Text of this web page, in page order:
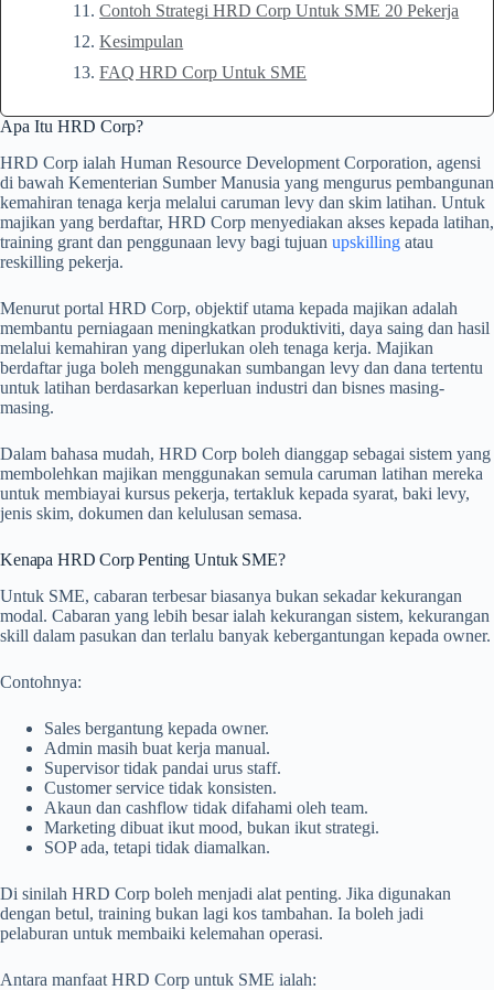
Contoh Strategi HRD Corp Untuk SME 20 Pekerja
Kesimpulan
FAQ HRD Corp Untuk SME
Apa Itu HRD Corp?
HRD Corp ialah Human Resource Development Corporation, agensi
di bawah Kementerian Sumber Manusia yang mengurus pembangunan
kemahiran tenaga kerja melalui caruman levy dan skim latihan. Untuk
majikan yang berdaftar, HRD Corp menyediakan akses kepada latihan,
training grant dan penggunaan levy bagi tujuan upskilling atau
reskilling pekerja.
Menurut portal HRD Corp, objektif utama kepada majikan adalah
membantu perniagaan meningkatkan produktiviti, daya saing dan hasil
melalui kemahiran yang diperlukan oleh tenaga kerja. Majikan
berdaftar juga boleh menggunakan sumbangan levy dan dana tertentu
untuk latihan berdasarkan keperluan industri dan bisnes masing-
masing.
Dalam bahasa mudah, HRD Corp boleh dianggap sebagai sistem yang
membolehkan majikan menggunakan semula caruman latihan mereka
untuk membiayai kursus pekerja, tertakluk kepada syarat, baki levy,
jenis skim, dokumen dan kelulusan semasa.
Kenapa HRD Corp Penting Untuk SME?
Untuk SME, cabaran terbesar biasanya bukan sekadar kekurangan
modal. Cabaran yang lebih besar ialah kekurangan sistem, kekurangan
skill dalam pasukan dan terlalu banyak kebergantungan kepada owner.
Contohnya:
Sales bergantung kepada owner.
Admin masih buat kerja manual.
Supervisor tidak pandai urus staff.
Customer service tidak konsisten.
Akaun dan cashflow tidak difahami oleh team.
Marketing dibuat ikut mood, bukan ikut strategi.
SOP ada, tetapi tidak diamalkan.
Di sinilah HRD Corp boleh menjadi alat penting. Jika digunakan
dengan betul, training bukan lagi kos tambahan. Ia boleh jadi
pelaburan untuk membaiki kelemahan operasi.
Antara manfaat HRD Corp untuk SME ialah: